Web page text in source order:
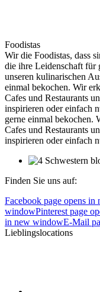
Foodistas
Wir die Foodistas, dass
die ihre Leidenschaft für
unseren kulinarischen
einmal bekochen. Wir
Cafes und Restaurants
inspirieren oder einfach
gerne einmal bekochen.
Cafes und Restaurants
inspirieren oder einfach
Finden Sie uns auf:
Facebook page opens
windowPinterest page
in new windowE-Mail
Lieblingslocations